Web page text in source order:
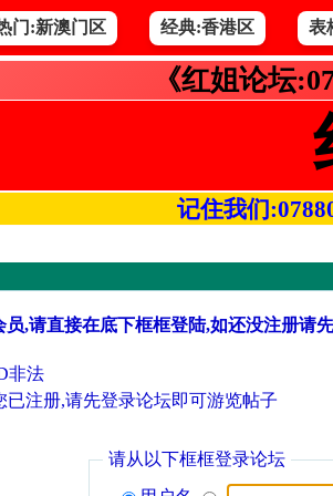
门:新澳门区 经典:香港区 表
《红姐论坛
记住我们
员,请直接在底下框框登陆,如还没注册请
非法
已注册,请先登录论坛即可游览帖子
请从以下框框登录论坛